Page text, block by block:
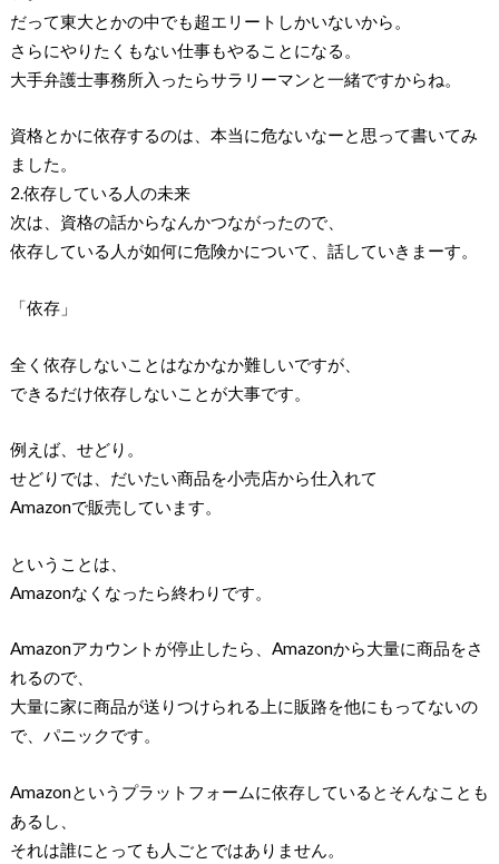
だって東大とかの中でも超エリートしかいないから。
さらにやりたくもない仕事もやることになる。
大手弁護士事務所入ったらサラリーマンと一緒ですからね。
資格とかに依存するのは、本当に危ないなーと思って書いてみ
ました。
2.依存している人の未来
次は、資格の話からなんかつながったので、
依存している人が如何に危険かについて、話していきまーす。
「依存」
全く依存しないことはなかなか難しいですが、
できるだけ依存しないことが大事です。
例えば、せどり。
せどりでは、だいたい商品を小売店から仕入れて
Amazonで販売しています。
ということは、
Amazonなくなったら終わりです。
Amazonアカウントが停止したら、Amazonから大量に商品をさ
れるので、
大量に家に商品が送りつけられる上に販路を他にもってないの
で、パニックです。
Amazonというプラットフォームに依存しているとそんなことも
あるし、
それは誰にとっても人ごとではありません。